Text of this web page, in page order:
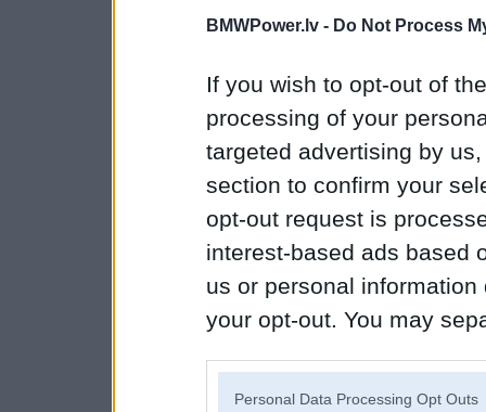
BMWPower.lv - Do Not Process
If you wish to opt-out of
processing of your
targeted advertising by
section to confirm your
opt-out request is
interest-based ads based
us or personal
your opt-out. You may
Personal Data Processing Opt Outs